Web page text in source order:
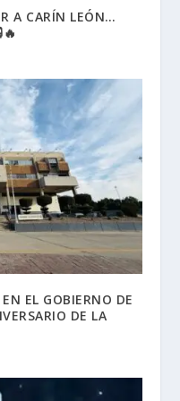
A CARÍN LEÓN…
EL GOBIERNO DE
DE LA